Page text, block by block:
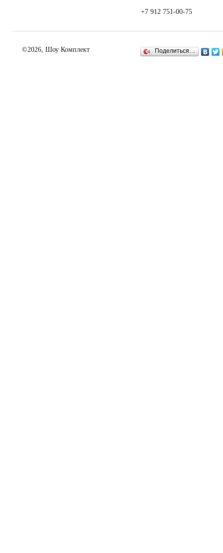
+7 912 751-00-75
©2026, Шоу Комплект Поделиться…